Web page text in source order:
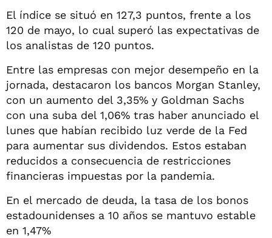
El índice se situó en 127,3 puntos, frente a los
120 de mayo, lo cual superó las expectativas de
los analistas de 120 puntos.
Entre las empresas con mejor desempeño en la
jornada, destacaron los bancos Morgan Stanley,
con un aumento del 3,35% y Goldman Sachs
con una suba del 1,06% tras haber anunciado el
lunes que habían recibido luz verde de la Fed
para aumentar sus dividendos. Estos estaban
reducidos a consecuencia de restricciones
financieras impuestas por la pandemia.
En el mercado de deuda, la tasa de los bonos
estadounidenses a 10 años se mantuvo estable
en 1,47%